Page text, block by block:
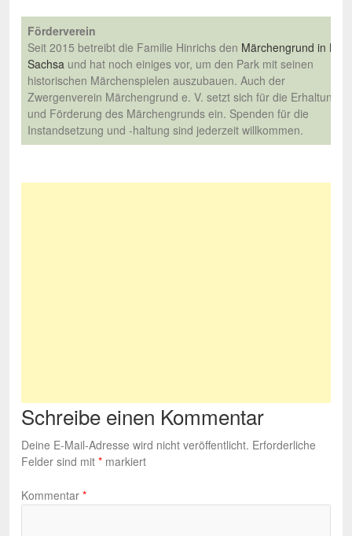
Förderverein
Seit 2015 betreibt die Familie Hinrichs den Märchengrund in Bad
Sachsa und hat noch einiges vor, um den Park mit seinen
historischen Märchenspielen auszubauen. Auch der
Zwergenverein Märchengrund e. V. setzt sich für die Erhaltung
und Förderung des Märchengrunds ein. Spenden für die
Instandsetzung und -haltung sind jederzeit willkommen.
Schreibe einen Kommentar
Deine E-Mail-Adresse wird nicht veröffentlicht. Erforderliche
Felder sind mit * markiert
Kommentar *